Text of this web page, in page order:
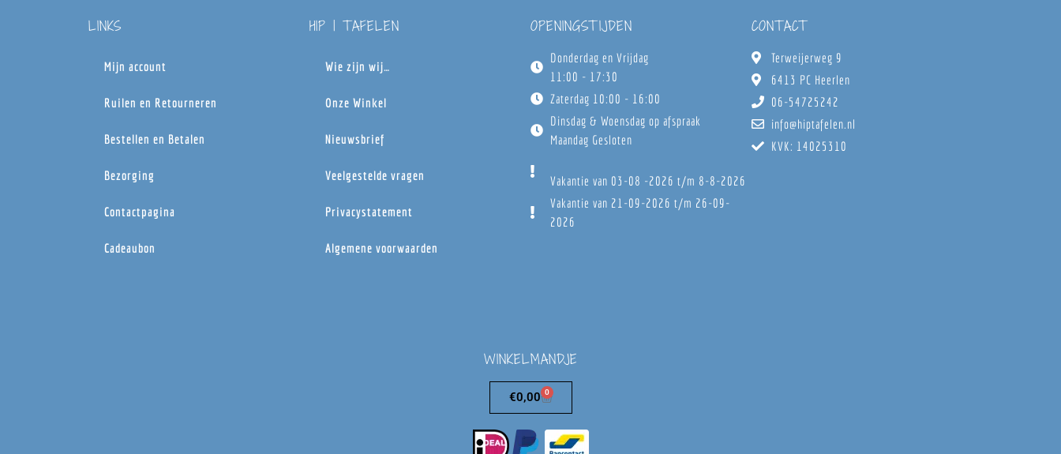
LINKS
Mijn account
Ruilen en Retourneren
Bestellen en Betalen
Bezorging
Contactpagina
Cadeaubon
HIP | TAFELEN
Wie zijn wij…
Onze Winkel
Nieuwsbrief
Veelgestelde vragen
Privacystatement
Algemene voorwaarden
OPENINGSTIJDEN
Donderdag en Vrijdag
11:00 - 17:30
Zaterdag 10:00 - 16:00
Dinsdag & Woensdag op afspraak
Maandag Gesloten
Vakantie van 03-08 -2026 t/m 8-8-2026
Vakantie van 21-09-2026 t/m 26-09-
2026
CONTACT
Terweijerweg 9
6413 PC Heerlen
06-54725242
info@hiptafelen.nl
KVK: 14025310
WINKELMANDJE
€0,00 0